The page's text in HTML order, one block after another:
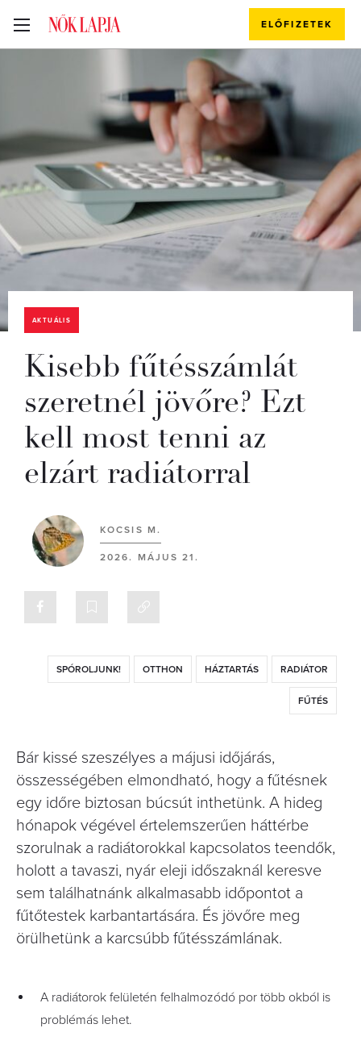
ELŐFIZETEK
AKTUÁLIS
Kisebb fűtésszámlát
szeretnél jövőre? Ezt
kell most tenni az
elzárt radiátorral
KOCSIS M.
2026. MÁJUS 21.
SPÓROLJUNK! OTTHON HÁZTARTÁS RADIÁTOR
FŰTÉS
Bár kissé szeszélyes a májusi időjárás,
összességében elmondható, hogy a fűtésnek
egy időre biztosan búcsút inthetünk. A hideg
hónapok végével értelemszerűen háttérbe
szorulnak a radiátorokkal kapcsolatos teendők,
holott a tavaszi, nyár eleji időszaknál keresve
sem találhatnánk alkalmasabb időpontot a
fűtőtestek karbantartására. És jövőre meg
örülhetünk a karcsúbb fűtésszámlának.
A radiátorok felületén felhalmozódó por több okból is
problémás lehet.